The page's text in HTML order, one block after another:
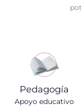
Pedagogía
Apoyo educativo